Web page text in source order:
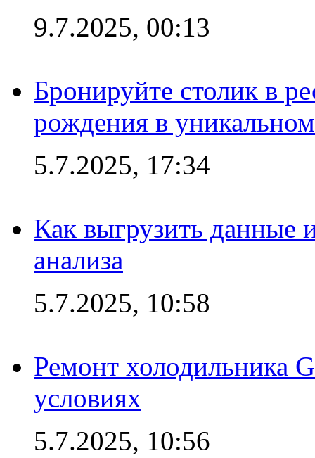
9.7.2025, 00:13
Бронируйте столик в
рождения в
5.7.2025, 17:34
Как выгрузить данные
анализа
5.7.2025, 10:58
Ремонт холодильника
условиях
5.7.2025, 10:56